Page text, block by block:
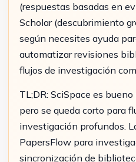
(respuestas basadas en
Scholar (descubrimiento
según necesites ayuda
automatizar revisiones
flujos de investigación
TL;DR: SciSpace es
pero se queda corto para
investigación profundos.
PapersFlow para
sincronización de